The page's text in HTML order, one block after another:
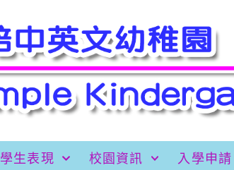
學生表現 校園資訊
入學申請